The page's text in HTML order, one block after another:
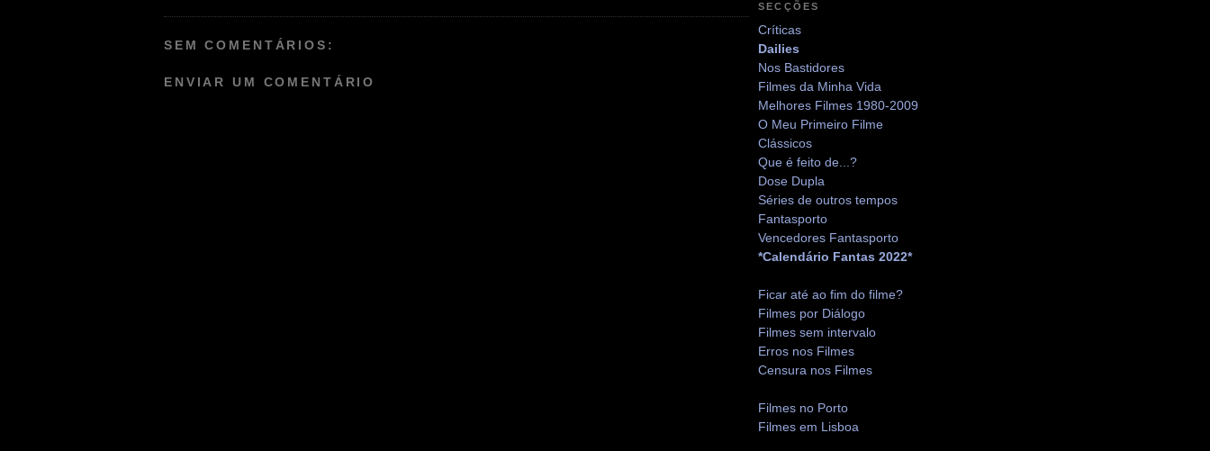
SEM COMENTÁRIOS:
ENVIAR UM COMENTÁRIO
SECÇÕES
Críticas
Dailies
Nos Bastidores
Filmes da Minha Vida
Melhores Filmes 1980-2009
O Meu Primeiro Filme
Clássicos
Que é feito de...?
Dose Dupla
Séries de outros tempos
Fantasporto
Vencedores Fantasporto
*Calendário Fantas 2022*
Ficar até ao fim do filme?
Filmes por Diálogo
Filmes sem intervalo
Erros nos Filmes
Censura nos Filmes
Filmes no Porto
Filmes em Lisboa